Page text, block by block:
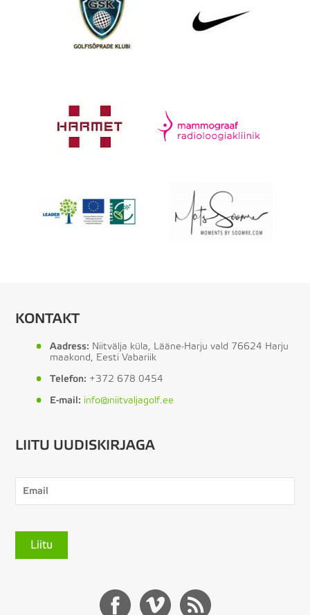
KONTAKT
Aadress: Niitvälja küla, Lääne-Harju vald 76624 Harju
maakond, Eesti Vabariik
Telefon: +372 678 0454
E-mail: info@niitvaljagolf.ee
LIITU UUDISKIRJAGA
Liitu